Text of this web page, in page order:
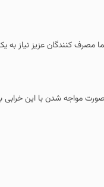
کنندگان عزیز نیاز به
مواجه شدن با این خرابی